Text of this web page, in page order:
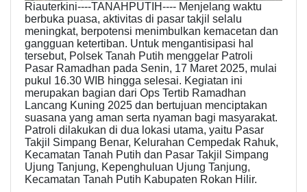
Riauterkini----TANAHPUTIH---- Menjelang waktu
berbuka puasa, aktivitas di pasar takjil selalu
meningkat, berpotensi menimbulkan kemacetan dan
gangguan ketertiban. Untuk mengantisipasi hal
tersebut, Polsek Tanah Putih menggelar Patroli
Pasar Ramadhan pada Senin, 17 Maret 2025, mulai
pukul 16.30 WIB hingga selesai. Kegiatan ini
merupakan bagian dari Ops Tertib Ramadhan
Lancang Kuning 2025 dan bertujuan menciptakan
suasana yang aman serta nyaman bagi masyarakat.
Patroli dilakukan di dua lokasi utama, yaitu Pasar
Takjil Simpang Benar, Kelurahan Cempedak Rahuk,
Kecamatan Tanah Putih dan Pasar Takjil Simpang
Ujung Tanjung, Kepenghuluan Ujung Tanjung,
Kecamatan Tanah Putih Kabupaten Rokan Hilir.